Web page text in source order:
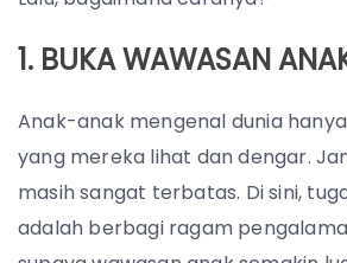
1. BUKA WAWASAN
Anak-anak mengenal dunia
yang mereka lihat dan dengar.
masih sangat terbatas. Di sini,
adalah berbagi ragam